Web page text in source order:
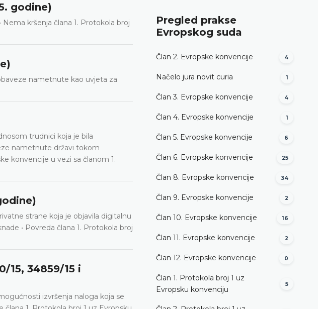
godine)
kršenja člana 1. Protokola broj
nametnute kao uvjeta za
trudnici koja je bila
nametnute državi tokom
konvencije u vezi sa članom 1.
strane koja je objavila digitalnu
• Povreda člana 1. Protokola broj
15, 34859/15 i
izvršenja naloga koja se
Pregled prakse
Evropskog suda
Član 2. Evropske konvencije 4
Načelo jura novit curia 1
Član 3. Evropske konvencije 4
Član 4. Evropske konvencije 1
Član 5. Evropske konvencije 6
Član 6. Evropske konvencije 25
Član 8. Evropske konvencije 34
Član 9. Evropske konvencije 2
Član 10. Evropske konvencije 16
Član 11. Evropske konvencije 2
Član 12. Evropske konvencije 0
Član 1. Protokola broj 1 uz
Evropsku konvenciju
5